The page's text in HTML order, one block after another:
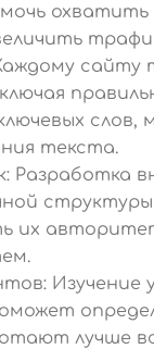
охватить
сайту
слов,
текста.
Разработка
их
лучше